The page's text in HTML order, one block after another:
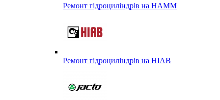
Ремонт гідроциліндрів на HAMM
Ремонт гідроциліндрів на HIAB